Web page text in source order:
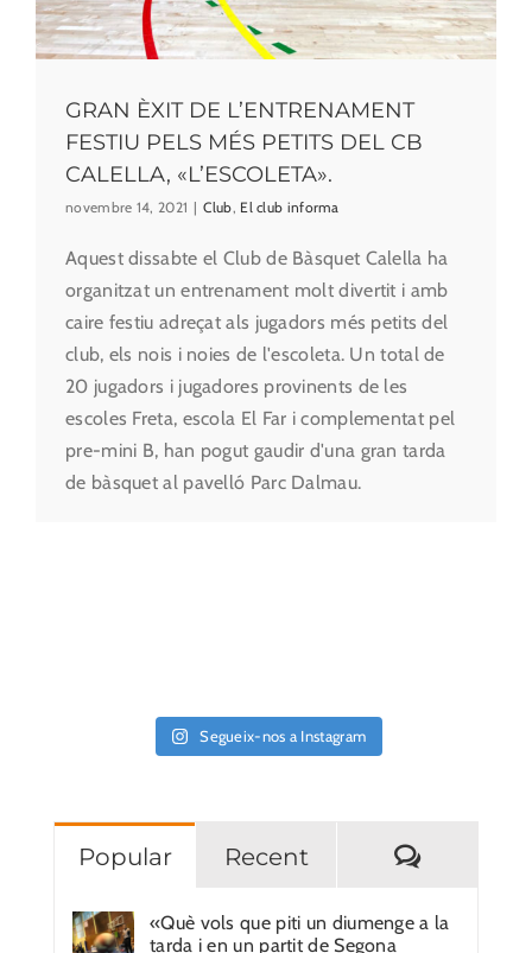
GRAN ÈXIT DE L’ENTRENAMENT
FESTIU PELS MÉS PETITS DEL CB
CALELLA, «L’ESCOLETA».
novembre 14, 2021 | Club, El club informa
Aquest dissabte el Club de Bàsquet Calella ha
organitzat un entrenament molt divertit i amb
caire festiu adreçat als jugadors més petits del
club, els nois i noies de l'escoleta. Un total de
20 jugadors i jugadores provinents de les
escoles Freta, escola El Far i complementat pel
pre-mini B, han pogut gaudir d'una gran tarda
de bàsquet al pavelló Parc Dalmau.
Segueix-nos a Instagram
Popular Recent
«Què vols que piti un diumenge a la
tarda i en un partit de Segona